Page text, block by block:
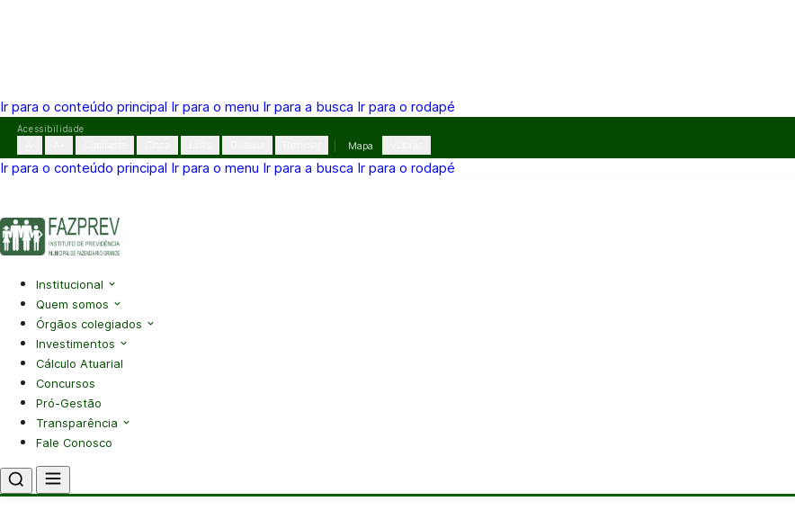
Ir para o conteúdo principal Ir para o menu Ir para a busca Ir para o rodapé
Pular
o
Acessibilidade
Mapa
Ir para o conteúdo principal Ir para o menu Ir para a busca Ir para o rodapé
Institucional
Quem somos
Órgãos colegiados
Investimentos
Cálculo Atuarial
Concursos
Pró-Gestão
Transparência
Fale Conosco